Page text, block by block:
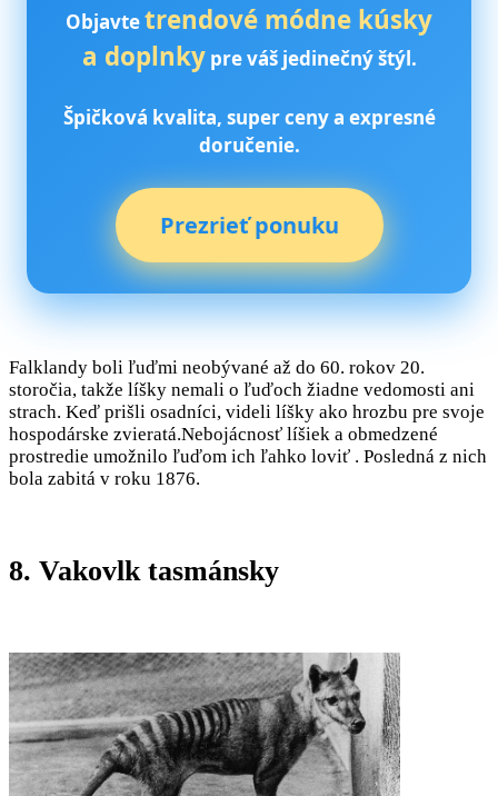
Objavtetrendové módne kúsky
a doplnkypre váš jedinečný štýl.
Špičková kvalita, super ceny a expresné
doručenie.
Prezrieť ponuku
Falklandy boli ľuďmi neobývané až do 60. rokov 20.
storočia, takže líšky nemali o ľuďoch žiadne vedomosti ani
strach. Keď prišli osadníci, videli líšky ako hrozbu pre svoje
hospodárske zvieratá.Nebojácnosť líšiek a obmedzené
prostredie umožnilo ľuďom ich ľahko loviť . Posledná z nich
bola zabitá v roku 1876.
8. Vakovlk tasmánsky